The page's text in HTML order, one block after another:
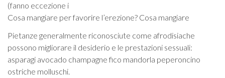
(fanno eccezione i
Cosa mangiare per favorire l’erezione? Cosa mangiare
Pietanze generalmente riconosciute come afrodisiache
possono migliorare il desiderio e le prestazioni sessuali:
asparagi avocado champagne fico mandorla peperoncino
ostriche molluschi.